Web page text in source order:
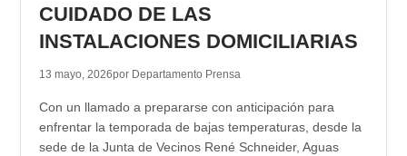
CUIDADO DE LAS
INSTALACIONES DOMICILIARIAS
13 mayo, 2026por Departamento Prensa
Con un llamado a prepararse con anticipación para
enfrentar la temporada de bajas temperaturas, desde la
sede de la Junta de Vecinos René Schneider, Aguas